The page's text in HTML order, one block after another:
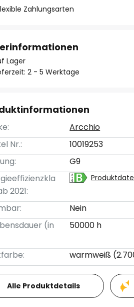
Zahlungsarten
Lager
2 - 5 Werktage
Arcchio
Nr.:
10019253
G9
2021:
Nein
(in
50000 h
warmweiß
Alle Produktdetails